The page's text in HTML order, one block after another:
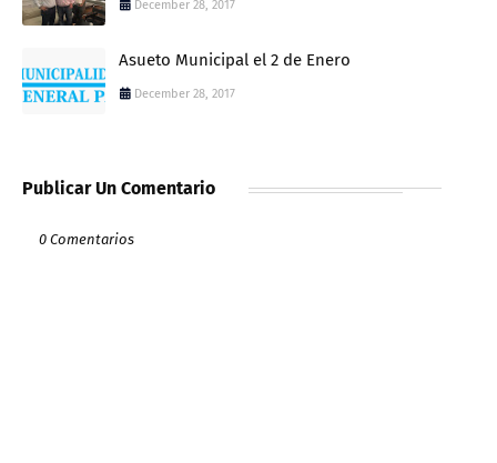
December 28, 2017
Asueto Municipal el 2 de Enero
December 28, 2017
Publicar Un Comentario
0 Comentarios